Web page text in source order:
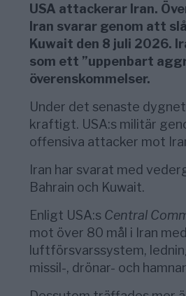
USA attackerar Iran.
Iran svarar genom att
Kuwait den 8 juli 2026.
som ett ”uppenbart
överenskommelser.
Under det senaste
kraftigt. USA:s militär
offensiva attacker mot
Iran har svarat med
Bahrain och Kuwait.
Enligt USA:s Central
mot över 80 mål i Iran
luftförsvarssystem,
missil-, drönar- och